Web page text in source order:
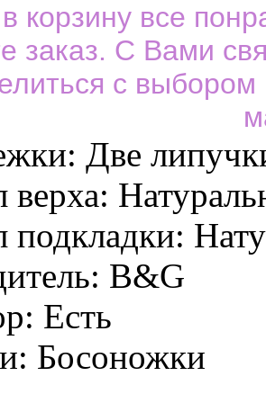
корзину все
заказ. С Вами
с
Две
верха:
подкладки:
B&G
Есть
Босоножки